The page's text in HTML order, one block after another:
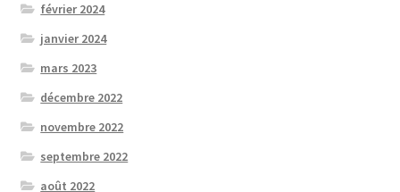
février 2024
janvier 2024
mars 2023
décembre 2022
novembre 2022
septembre 2022
août 2022